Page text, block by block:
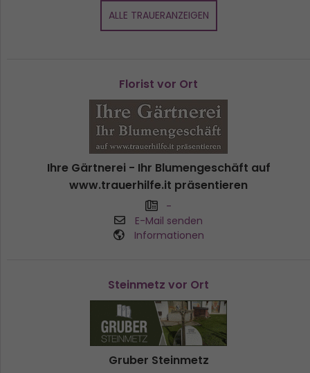
ALLE TRAUERANZEIGEN
Florist vor Ort
Ihre Gärtnerei - Ihr Blumengeschäft auf
www.trauerhilfe.it präsentieren
-
E-Mail senden
Informationen
Steinmetz vor Ort
Gruber Steinmetz